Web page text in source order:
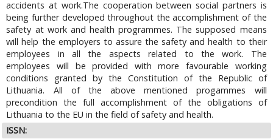
accidents at work.The cooperation between social partners is
being further developed throughout the accomplishment of the
safety at work and health programmes. The supposed means
will help the employers to assure the safety and health to their
employees in all the aspects related to the work. The
employees will be provided with more favourable working
conditions granted by the Constitution of the Republic of
Lithuania. All of the above mentioned progammes will
precondition the full accomplishment of the obligations of
Lithuania to the EU in the field of safety and health.
ISSN: